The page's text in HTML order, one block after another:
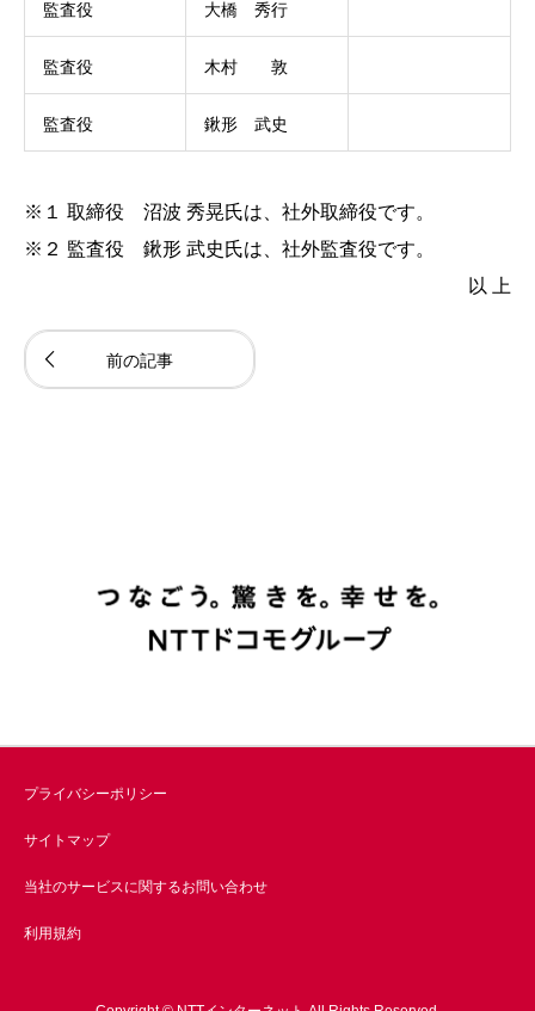
監査役 大橋 秀行
監査役 木村 敦
監査役 鍬形 武史
※１ 取締役 沼波 秀晃氏は、社外取締役です。
※２ 監査役 鍬形 武史氏は、社外監査役です。
以 上
プライバシーポリシー
サイトマップ
当社のサービスに関するお問い合わせ
利用規約